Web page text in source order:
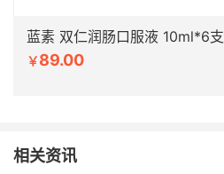
蓝素 双仁润肠口服液 10ml*6支
￥89.00
相关资讯